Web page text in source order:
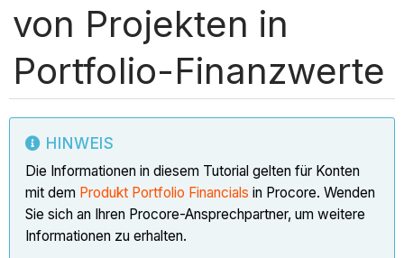
von Projekten in
Portfolio-Finanzwerte
HINWEIS
Die Informationen in diesem Tutorial gelten für Konten
mit dem Produkt Portfolio Financials in Procore. Wenden
Sie sich an Ihren Procore-Ansprechpartner, um weitere
Informationen zu erhalten.